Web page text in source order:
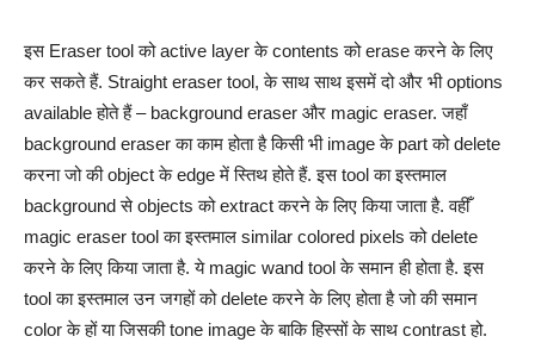
इस Eraser tool को active layer के contents को erase करने के लिए
कर सकते हैं. Straight eraser tool, के साथ साथ इसमें दो और भी options
available होते हैं – background eraser और magic eraser. जहाँ
background eraser का काम होता है किसी भी image के part को delete
करना जो की object के edge में स्तिथ होते हैं. इस tool का इस्तमाल
background से objects को extract करने के लिए किया जाता है. वहीँ
magic eraser tool का इस्तमाल similar colored pixels को delete
करने के लिए किया जाता है. ये magic wand tool के समान ही होता है. इस
tool का इस्तमाल उन जगहों को delete करने के लिए होता है जो की समान
color के हों या जिसकी tone image के बाकि हिस्सों के साथ contrast हो.